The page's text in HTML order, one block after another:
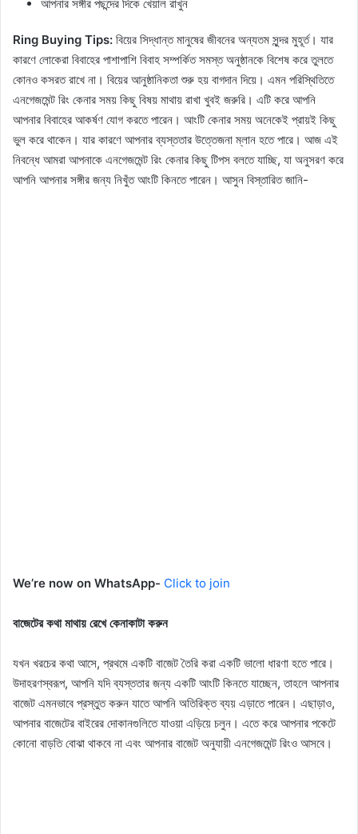
আপনার সঙ্গীর পছন্দের দিকে খেয়াল রাখুন
Ring Buying Tips: বিয়ের সিদ্ধান্ত মানুষের জীবনের অন্যতম সুন্দর মুহূর্ত। যার
কারণে লোকেরা বিবাহের পাশাপাশি বিবাহ সম্পর্কিত সমস্ত অনুষ্ঠানকে বিশেষ করে তুলতে
কোনও কসরত রাখে না। বিয়ের আনুষ্ঠানিকতা শুরু হয় বাগদান দিয়ে। এমন পরিস্থিতিতে
এনগেজমেন্ট রিং কেনার সময় কিছু বিষয় মাথায় রাখা খুবই জরুরি। এটি করে আপনি
আপনার বিবাহের আকর্ষণ যোগ করতে পারেন। আংটি কেনার সময় অনেকেই প্রায়ই কিছু
ভুল করে থাকেন। যার কারণে আপনার ব্যস্ততার উত্তেজনা ম্লান হতে পারে। আজ এই
নিবন্ধে আমরা আপনাকে এনগেজমেন্ট রিং কেনার কিছু টিপস বলতে যাচ্ছি, যা অনুসরণ করে
আপনি আপনার সঙ্গীর জন্য নিখুঁত আংটি কিনতে পারেন। আসুন বিস্তারিত জানি-
We’re now on WhatsApp- Click to join
বাজেটের কথা মাথায় রেখে কেনাকাটা করুন
যখন খরচের কথা আসে, প্রথমে একটি বাজেট তৈরি করা একটি ভালো ধারণা হতে পারে।
উদাহরণস্বরূপ, আপনি যদি ব্যস্ততার জন্য একটি আংটি কিনতে যাচ্ছেন, তাহলে আপনার
বাজেট এমনভাবে প্রস্তুত করুন যাতে আপনি অতিরিক্ত ব্যয় এড়াতে পারেন। এছাড়াও,
আপনার বাজেটের বাইরের দোকানগুলিতে যাওয়া এড়িয়ে চলুন। এতে করে আপনার পকেটে
কোনো বাড়তি বোঝা থাকবে না এবং আপনার বাজেট অনুযায়ী এনগেজমেন্ট রিংও আসবে।